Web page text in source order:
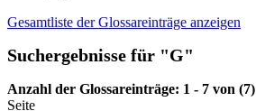
Gesamtliste der Glossareinträge anzeigen
Suchergebnisse für "G"
Anzahl der Glossareinträge: 1 - 7 von (7)
Seite